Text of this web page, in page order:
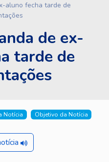
aluno fecha tarde de
de ex-
tarde de
Notícia Objetivo da Notícia